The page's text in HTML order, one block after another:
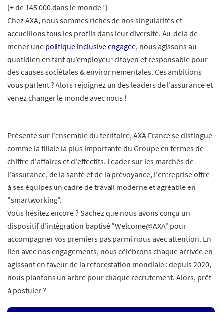
(+ de 145 000 dans le monde !)
Chez AXA, nous sommes riches de nos singularités et
accueillons tous les profils dans leur diversité. Au-delà de
mener une politique inclusive engagée, nous agissons au
quotidien en tant qu’employeur citoyen et responsable pour
des causes sociétales & environnementales. Ces ambitions
vous parlent ? Alors rejoignez un des leaders de l’assurance et
venez changer le monde avec nous !
Présente sur l'ensemble du territoire, AXA France se distingue
comme la filiale la plus importante du Groupe en termes de
chiffre d'affaires et d'effectifs. Leader sur les marchés de
l'assurance, de la santé et de la prévoyance, l'entreprise offre
à ses équipes un cadre de travail moderne et agréable en
"smartworking".
Vous hésitez encore ? Sachez que nous avons conçu un
dispositif d'intégration baptisé "Welcome@AXA" pour
accompagner vos premiers pas parmi nous avec attention. En
lien avec nos engagements, nous célébrons chaque arrivée en
agissant en faveur de la reforestation mondiale : depuis 2020,
nous plantons un arbre pour chaque recrutement. Alors, prêt
à postuler ?